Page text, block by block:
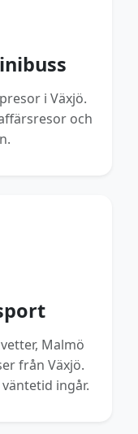
i Växjö.
och
Malmö
från Växjö.
ingår.